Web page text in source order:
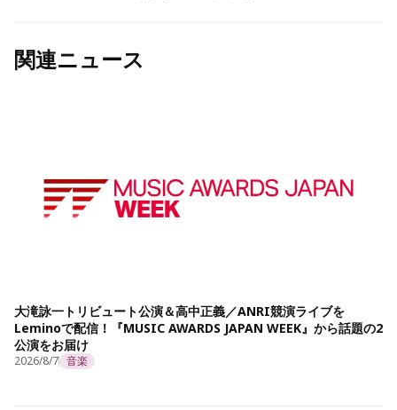
関連ニュース
大滝詠一トリビュート公演＆高中正義／ANRI競演ライブを
Leminoで配信！『MUSIC AWARDS JAPAN WEEK』から話題の2
公演をお届け
2026/8/7 音楽